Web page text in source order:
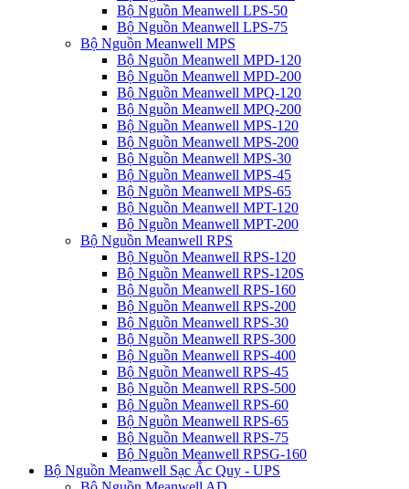
Bộ Nguồn Meanwell LPS-50
Bộ Nguồn Meanwell LPS-75
Bộ Nguồn Meanwell MPS
Bộ Nguồn Meanwell MPD-120
Bộ Nguồn Meanwell MPD-200
Bộ Nguồn Meanwell MPQ-120
Bộ Nguồn Meanwell MPQ-200
Bộ Nguồn Meanwell MPS-120
Bộ Nguồn Meanwell MPS-200
Bộ Nguồn Meanwell MPS-30
Bộ Nguồn Meanwell MPS-45
Bộ Nguồn Meanwell MPS-65
Bộ Nguồn Meanwell MPT-120
Bộ Nguồn Meanwell MPT-200
Bộ Nguồn Meanwell RPS
Bộ Nguồn Meanwell RPS-120
Bộ Nguồn Meanwell RPS-120S
Bộ Nguồn Meanwell RPS-160
Bộ Nguồn Meanwell RPS-200
Bộ Nguồn Meanwell RPS-30
Bộ Nguồn Meanwell RPS-300
Bộ Nguồn Meanwell RPS-400
Bộ Nguồn Meanwell RPS-45
Bộ Nguồn Meanwell RPS-500
Bộ Nguồn Meanwell RPS-60
Bộ Nguồn Meanwell RPS-65
Bộ Nguồn Meanwell RPS-75
Bộ Nguồn Meanwell RPSG-160
Bộ Nguồn Meanwell Sạc Ắc Quy - UPS